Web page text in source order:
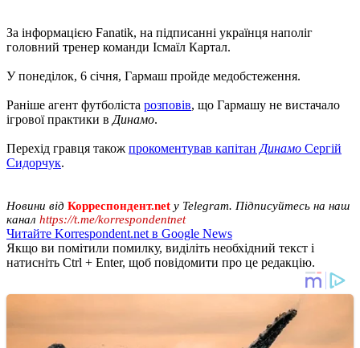
За інформацією Fanatik, на підписанні українця наполіг
головний тренер команди Ісмаїл Картал.
У понеділок, 6 січня, Гармаш пройде медобстеження.
Раніше агент футболіста розповів, що Гармашу не вистачало
ігрової практики в Динамо.
Перехід гравця також прокоментував капітан Динамо Сергій
Сидорчук.
Новини від Корреспондент.net у Telegram. Підписуйтесь на наш
канал https://t.me/korrespondentnet
Читайте Korrespondent.net в Google News
Якщо ви помітили помилку, виділіть необхідний текст і
натисніть Ctrl + Enter, щоб повідомити про це редакцію.